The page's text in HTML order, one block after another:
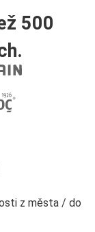
500
z města / do